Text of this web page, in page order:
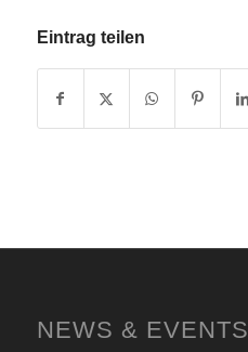
Eintrag teilen
NEWS & EVENTS